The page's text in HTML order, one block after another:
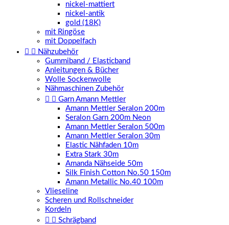
nickel-mattiert
nickel-antik
gold (18K)
mit Ringöse
mit Doppelfach
  Nähzubehör
Gummiband / Elasticband
Anleitungen & Bücher
Wolle Sockenwolle
Nähmaschinen Zubehör
  Garn Amann Mettler
Amann Mettler Seralon 200m
Seralon Garn 200m Neon
Amann Mettler Seralon 500m
Amann Mettler Seralon 30m
Elastic Nähfaden 10m
Extra Stark 30m
Amanda Nähseide 50m
Silk Finish Cotton No.50 150m
Amann Metallic No.40 100m
Vlieseline
Scheren und Rollschneider
Kordeln
  Schrägband